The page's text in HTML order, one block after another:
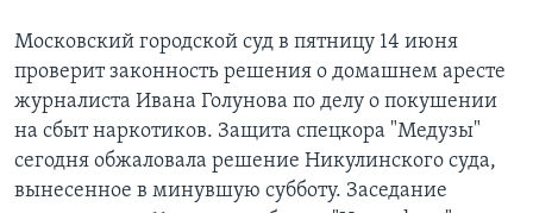
Московский городской суд в пятницу 14 июня
проверит законность решения о домашнем аресте
журналиста Ивана Голунова по делу о покушении
на сбыт наркотиков. Защита спецкора "Медузы"
сегодня обжаловала решение Никулинского суда,
вынесенное в минувшую субботу. Заседание